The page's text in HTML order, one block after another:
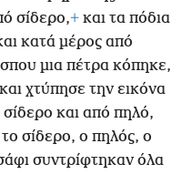
σίδερο,+ και τα πόδια
κατά μέρος από
μια πέτρα κόπηκε,
χτύπησε την εικόνα
και από πηλό,
σίδερο, ο πηλός, ο
συντρίφτηκαν όλα